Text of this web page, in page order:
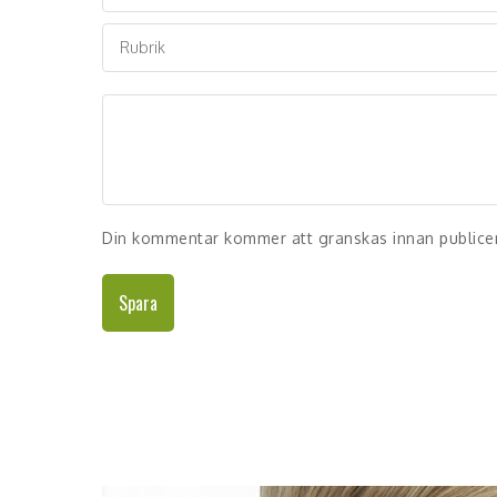
Din kommentar kommer att granskas innan
Spara